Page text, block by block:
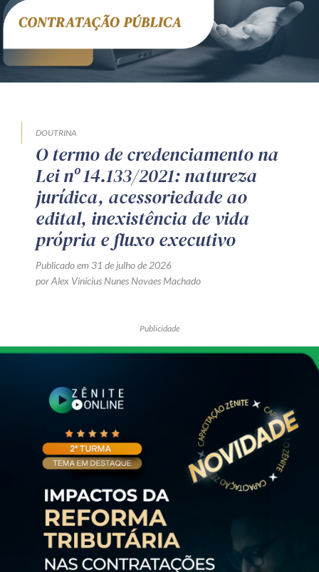
DOUTRINA
O termo de credenciamento na
Lei nº 14.133/2021: natureza
jurídica, acessoriedade ao
edital, inexistência de vida
própria e fluxo executivo
Publicado em 31 de julho de 2026
por Alex Vinicius Nunes Novaes Machado
Publicidade